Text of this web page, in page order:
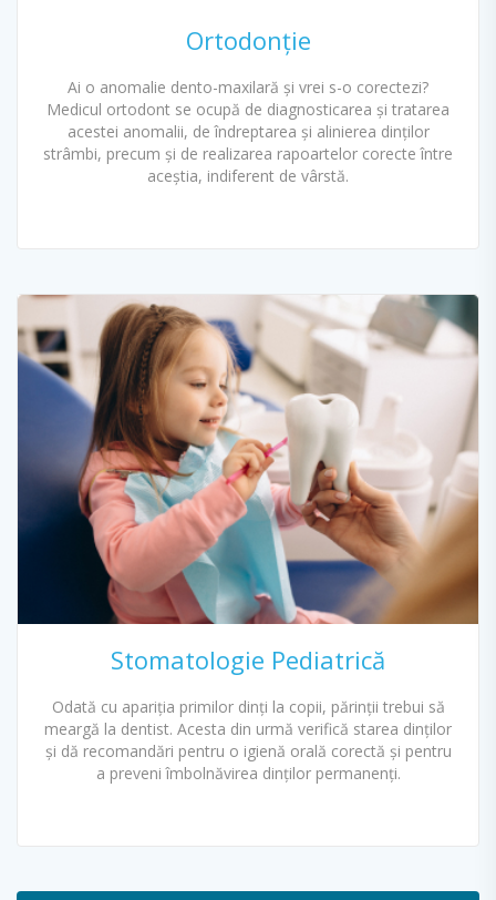
Ortodonție
Ai o anomalie dento-maxilară și vrei s-o corectezi?
Medicul ortodont se ocupă de diagnosticarea și tratarea
acestei anomalii, de îndreptarea și alinierea dinților
strâmbi, precum și de realizarea rapoartelor corecte între
aceștia, indiferent de vârstă.
Stomatologie Pediatrică
Odată cu apariția primilor dinți la copii, părinții trebui să
meargă la dentist. Acesta din urmă verifică starea dinților
și dă recomandări pentru o igienă orală corectă și pentru
a preveni îmbolnăvirea dinților permanenți.